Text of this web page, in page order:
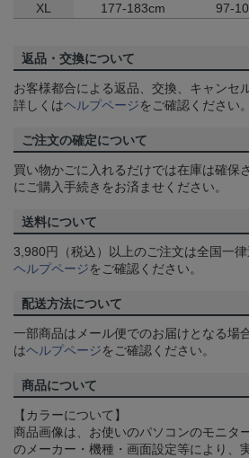
XL
177-183cm 97-
返品・交換について
お客様都合による返品、交換、キャンセ
詳しくはヘルプページをご確認ください。
ご注文の確定について
買い物かごに入れるだけでは在庫は確保
にご購入手続きをお済ませください。
送料について
3,980円（税込）以上のご注文は全国一
ヘルプページをご確認ください。
配送方法について
一部商品はメール便でのお届けとなる場
はヘルプページをご確認ください。
商品について
【カラーについて】
商品画像は、お使いのパソコンのモニタ
のメーカー・機種・画面設定等により、